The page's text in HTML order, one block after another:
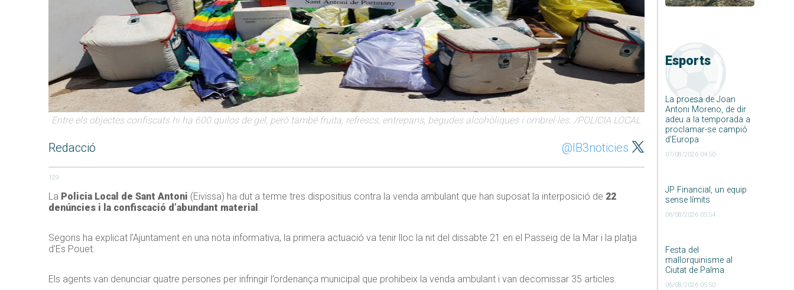
Esports
La proesa de Joan
Antoni Moreno, de dir
adeu a la temporada a
proclamar-se campió
d’Europa
07/08/2026 04:50
JP Financial, un equip
sense límits
06/08/2026 05:54
Festa del
mallorquinisme al
Ciutat de Palma
06/08/2026 05:50
Entre els objectes confiscats hi ha 600 quilos de gel, però també fruita, refrescs, entrepans, begudes alcohòliques i ombrel·les. /POLICIA LOCAL
Redacció @IB3noticies
129
La Policia Local de Sant Antoni (Eivissa) ha dut a terme tres dispositius contra la venda ambulant que han suposat la interposició de 22
denúncies i la confiscació d’abundant material .
Segons ha explicat l’Ajuntament en una nota informativa, la primera actuació va tenir lloc la nit del dissabte 21 en el Passeig de la Mar i la platja
d’Es Pouet.
Els agents van denunciar quatre persones per infringir l’ordenança municipal que prohibeix la venda ambulant i van decomissar 35 articles.